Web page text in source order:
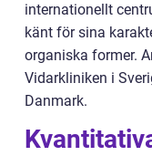
internationellt
känt för sina
organiska former.
Vidarkliniken i
Danmark.